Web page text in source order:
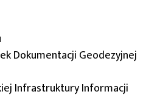
Dokumentacji Geodezyjnej
Infrastruktury Informacji
tematyczne